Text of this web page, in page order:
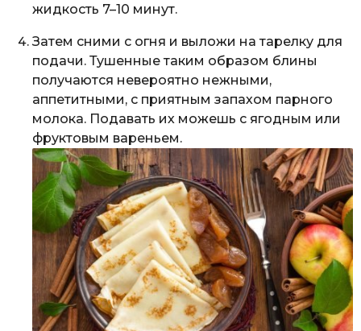
жидкость 7–10 минут.
Затем сними с огня и выложи на тарелку для
подачи. Тушенные таким образом блины
получаются невероятно нежными,
аппетитными, с приятным запахом парного
молока. Подавать их можешь с ягодным или
фруктовым вареньем.